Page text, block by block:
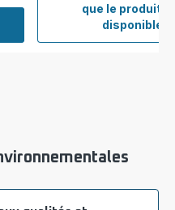
que le produit
disponible
à